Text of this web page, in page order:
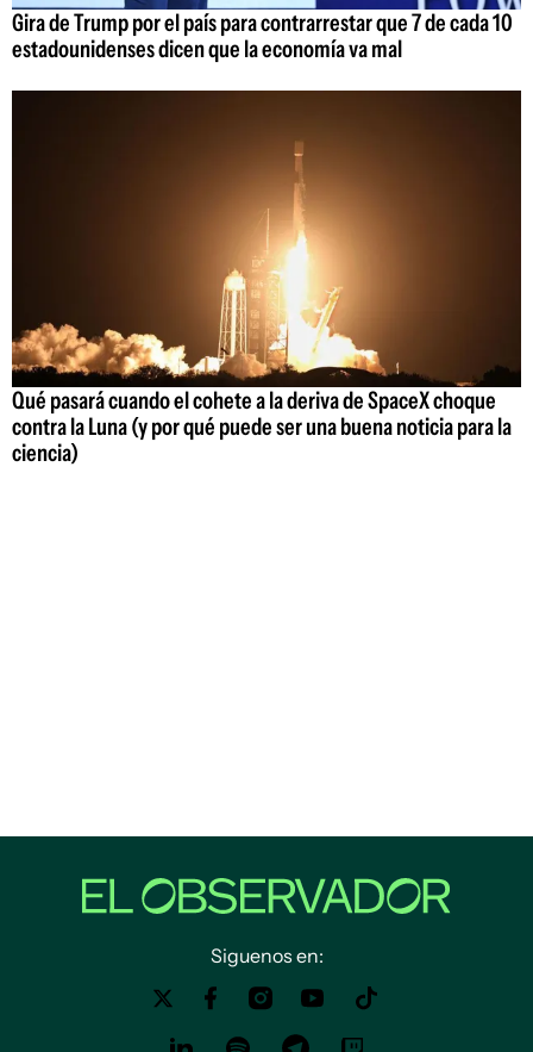
Gira de Trump por el país para contrarrestar que 7 de cada 10
estadounidenses dicen que la economía va mal
Qué pasará cuando el cohete a la deriva de SpaceX choque
contra la Luna (y por qué puede ser una buena noticia para la
ciencia)
Siguenos en: